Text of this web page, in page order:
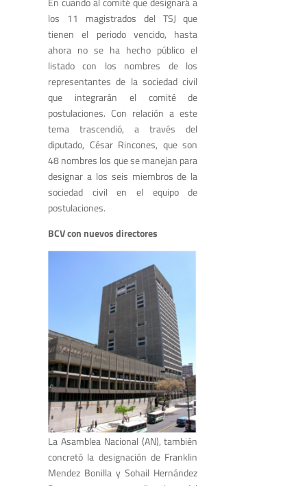
los 11 magistrados del TSJ que
tienen el periodo vencido, hasta
ahora no se ha hecho público el
listado con los nombres de los
representantes de la sociedad civil
que integrarán el comité de
postulaciones. Con relación a este
tema trascendió, a través del
diputado, César Rincones, que son
48 nombres los que se manejan para
designar a los seis miembros de la
sociedad civil en el equipo de
postulaciones.
BCV con nuevos directores
La Asamblea Nacional (AN), también
concretó la designación de Franklin
Mendez Bonilla y Sohail Hernández